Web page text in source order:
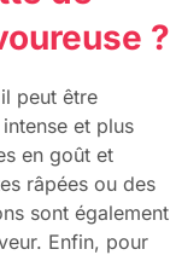
?
peut être
et plus
en goût et
râpées ou des
sont également
Enfin, pour